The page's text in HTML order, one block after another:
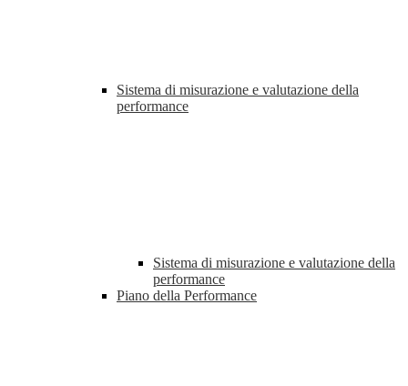
Sistema di misurazione e valutazione della
performance
Sistema di misurazione e valutazione della
performance
Piano della Performance